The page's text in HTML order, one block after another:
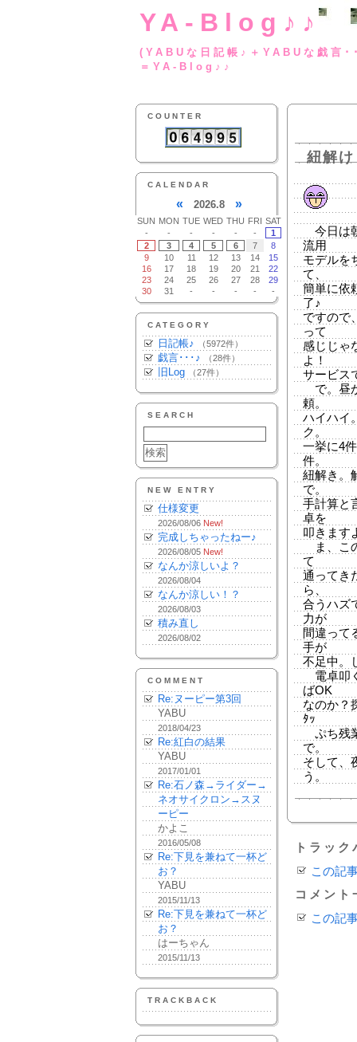
YA-Blog♪♪
(YABUな日記帳♪
＝YA-Blog♪♪
COUNTER
CALENDAR
« 2026.8 »
SUN MON TUE WED THU FRI SAT
-
- - - - -
1
2
3 4 5 6 7
8
9
10 11 12 13 14
15
16
17 18 19 20 21
22
23
24 25 26 27 28
29
30
31 - - - - -
CATEGORY
日記帳♪ （5972件）
戯言･･･♪ （28件）
旧Log （27件）
SEARCH
NEW ENTRY
仕様変更
2026/08/06 New!
完成しちゃったねー♪
2026/08/05 New!
なんか涼しいよ？
2026/08/04
なんか涼しい！？
2026/08/03
積み直し
2026/08/02
COMMENT
Re:ヌーピー第3回
YABU
2018/04/23
Re:紅白の結果
YABU
2017/01/01
Re:石ノ森→ライダー→
ネオサイクロン→スヌ
ーピー
かよこ
2016/05/08
Re:下見を兼ねて一杯ど
お？
YABU
2015/11/13
Re:下見を兼ねて一杯ど
お？
はーちゃん
2015/11/13
TRACKBACK
紐解
今日は
流用
モデルを
て、
簡単に依
了♪
ですので
って
感じじゃ
よ！
サービス
で。昼
頼。
ハイハイ
ク。
一挙に4
件。
紐解き。
で。
手計算と
卓を
叩きます
ま、こ
て
通ってき
ら、
合うハズ
力が
間違って
手が
不足中。
電卓叩
ばOK
なのか？
ﾀｯ
ぷち残
で。
そして、
う。
トラッ
この記
コメント
この記